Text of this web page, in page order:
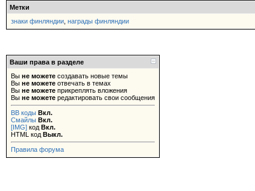
Метки
знаки финляндии награды финляндии
Ваши права в разделе
Вы не можете создавать новые темы
Вы не можете отвечать в темах
Вы не можете прикреплять вложения
Вы не можете редактировать свои сообщения
BB коды Вкл.
Смайлы Вкл.
[IMG] код Вкл.
HTML код Выкл.
Правила форума